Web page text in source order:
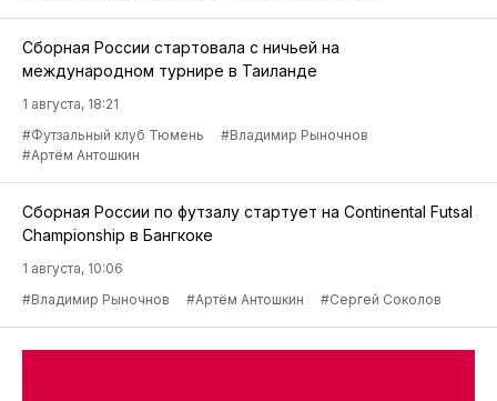
Сборная России стартовала с ничьей на
международном турнире в Таиланде
1 августа, 18:21
#Футзальный клуб Тюмень
#Владимир Рыночнов
#Артём Антошкин
Сборная России по футзалу стартует на Continental Futsal
Championship в Бангкоке
1 августа, 10:06
#Владимир Рыночнов
#Артём Антошкин #Сергей Соколов